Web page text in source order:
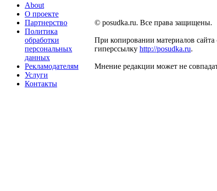
About
О проекте
Партнерство
Политика
обработки
персональных
данных
Рекламодателям
Услуги
Контакты
© posudka.ru. Все права защищены.
При копировании материалов сайта
гиперссылку http://posudka.ru.
Мнение редакции может не